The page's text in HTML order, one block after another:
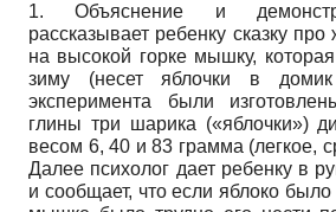
1. Объяснение и
рассказывает ребенку сказку
на высокой горке мышку,
зиму (несет яблочки в
эксперимента были
глины три шарика («яблочки»)
весом 6, 40 и 83 грамма (легкое,
Далее психолог дает ребенку в
и сообщает, что если яблоко